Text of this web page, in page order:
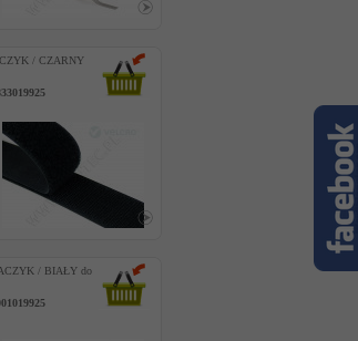
/ CZARNY
/ BIAŁY do